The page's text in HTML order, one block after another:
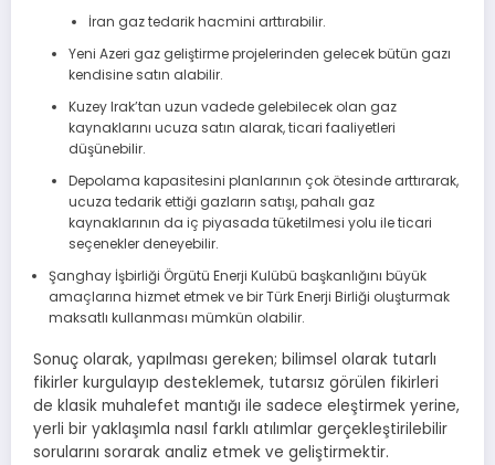
İran gaz tedarik hacmini arttırabilir.
Yeni Azeri gaz geliştirme projelerinden gelecek bütün gazı
kendisine satın alabilir.
Kuzey Irak’tan uzun vadede gelebilecek olan gaz
kaynaklarını ucuza satın alarak, ticari faaliyetleri
düşünebilir.
Depolama kapasitesini planlarının çok ötesinde arttırarak,
ucuza tedarik ettiği gazların satışı, pahalı gaz
kaynaklarının da iç piyasada tüketilmesi yolu ile ticari
seçenekler deneyebilir.
Şanghay İşbirliği Örgütü Enerji Kulübü başkanlığını büyük
amaçlarına hizmet etmek ve bir Türk Enerji Birliği oluşturmak
maksatlı kullanması mümkün olabilir.
Sonuç olarak, yapılması gereken; bilimsel olarak tutarlı
fikirler kurgulayıp desteklemek, tutarsız görülen fikirleri
de klasik muhalefet mantığı ile sadece eleştirmek yerine,
yerli bir yaklaşımla nasıl farklı atılımlar gerçekleştirilebilir
sorularını sorarak analiz etmek ve geliştirmektir.